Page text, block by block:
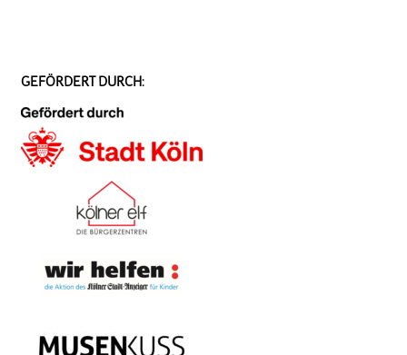
GEFÖRDERT DURCH: